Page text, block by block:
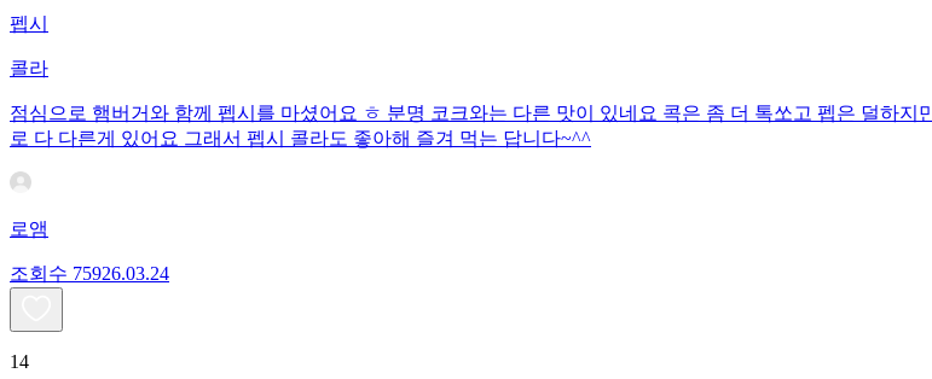
펩시
콜라
점심으로 햄버거와 함께 펩시를 마셨어요 ㅎ 분명 코크와는 다른 맛이 있네요 콕은 좀 더 톡쏘고 펩은 덜하
로 다 다른게 있어요 그래서 펩시 콜라도 좋아해 즐겨 먹는 답니다~^^
로앰
조회수 75926.03.24
14